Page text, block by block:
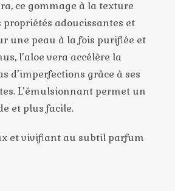
ce gommage à la texture
propriétés adoucissantes et
une peau à la fois purifiée et
l’aloe vera accélère la
d’imperfections grâce à ses
L’émulsionnant permet un
et plus facile.
et vivifiant au subtil parfum